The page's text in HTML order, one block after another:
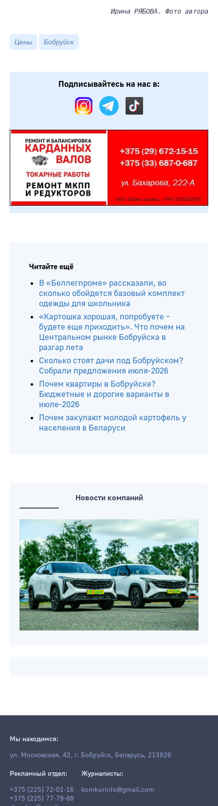
Ирина РЯБОВА. Фото автора
Цены Бобруйск
Подписывайтесь на нас в:
Читайте ещё
В «Беллегпроме» рассказали, во
сколько обойдется базовый комплект
одежды для школьника
«Картошка хорошая, попробуете –
будете еще приходить». Что почем на
Центральном рынке Бобруйска в
разгар лета
Сколько стоят дачи под Бобруйском?
Собрали предложения июля-2026
Почем квартиры в Бобруйске?
Бюджетные и дорогие варианты в
июле-2026
Почем закупают молодой картофель у
населения в Беларуси
Новости компаний
Мы находимся:
ул. Московская, 42, г. Бобруйск, Беларусь, 213826
Рекламный отдел:
+375 (225) 72-01-16
+375 (225) 77-79-88
Журналисты:
komkurinfo@gmail.com